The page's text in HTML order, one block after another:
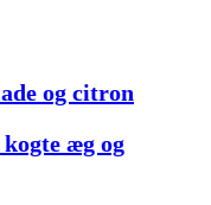
og citron
æg og